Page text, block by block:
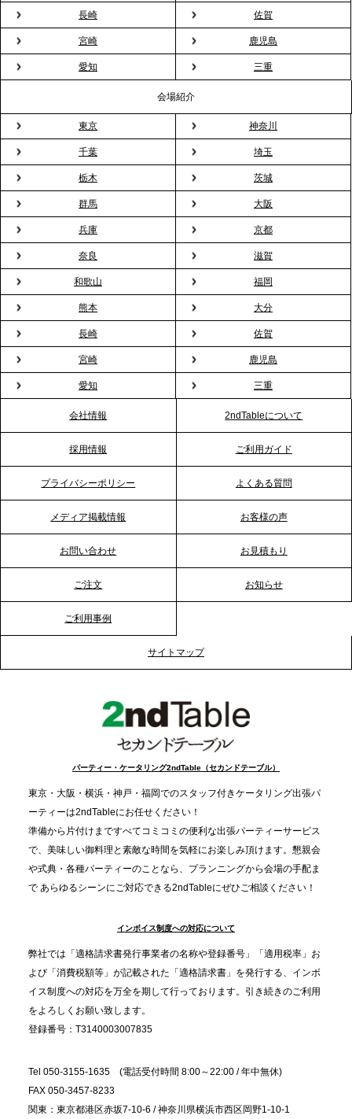
2026.3.16
プレスリリースのご案内｜2026年、春の親睦は「花
粉レス」な室内花見。福利厚生としても注目され
る、快適で新しいお花見体験
2026.3.5
プレスリリースのご案内｜「室内お花見」の法人利
用が前年比4倍に急増。オフィスに桜が届く福利厚生
の新定番
2026.2.13
プレスリリースのご案内｜オフィスが「１日限定の
バー」に！福利厚生・社内交流を格上げする《出張
バーテンダー》サービスを開始
2026.1.26
プレスリリースのご案内｜もう「義理チョコ」で悩
まない。職場のバレンタインをケータリングで“福利
厚生”化。採用にも効く新スタイルを提案
2026.1.23
RKB毎日放送「RKB NEWS」で、2ndTable「恵方
巻きケータリング」が紹介されました
2026.1.20
る？「恵方巻きケータリング」で、社内コミュニケ
ーションを活性化
2025.12.12
事提供を実施へ
TBS「Nスタ」で、2ndTable「1DISH」が紹介され
ました
2025.11.21
プレスリリースのご案内｜忘年会は“移動時間ゼロ
分”の時代へ。法人注文が前年比5倍に伸びた「宅配
オードブル」が提案する、新しい乾杯文化
プレスリリースのご案内｜職場で完結する“忘年会・
納会ケータリング”が人気。幹事負担を軽減し、社内
コミュニケーションを促進
長崎 佐賀
宮崎 鹿児島
愛知 三重
会場紹介
東京 神奈川
千葉 埼玉
栃木 茨城
群馬 大阪
兵庫 京都
奈良 滋賀
和歌山 福岡
熊本 大分
長崎 佐賀
宮崎 鹿児島
愛知 三重
会社情報 2ndTableについて
採用情報 ご利用ガイド
プライバシーポリシー よくある質問
メディア掲載情報 お客様の声
お問い合わせ お見積もり
ご注文 お知らせ
ご利用事例
サイトマップ
パーティー・ケータリング2ndTable（セカンドテーブル）
東京・大阪・横浜・神戸・福岡でのスタッフ付きケータリング出張パ
ーティーは2ndTableにお任せください！
準備から片付けまですべてコミコミの便利な出張パーティーサービス
で、美味しい御料理と素敵な時間を気軽にお楽しみ頂けます。懇親会
や式典・各種パーティーのことなら、プランニングから会場の手配ま
で あらゆるシーンにご対応できる2ndTableにぜひご相談ください！
インボイス制度への対応について
弊社では「適格請求書発行事業者の名称や登録番号」「適用税率」お
よび「消費税額等」が記載された「適格請求書」を発行する、インボ
イス制度への対応を万全を期して行っております。引き続きのご利用
をよろしくお願い致します。
登録番号：T3140003007835
Tel 050-3155-1635 (電話受付時間 8:00～22:00 / 年中無休)
FAX 050-3457-8233
関東：東京都港区赤坂7-10-6 / 神奈川県横浜市西区岡野1-10-1